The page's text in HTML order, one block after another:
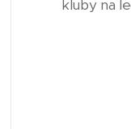
kluby na